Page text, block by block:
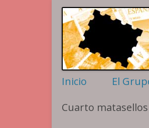
Grupo
Filatelia y Numismática
Inicio El
Cuarto